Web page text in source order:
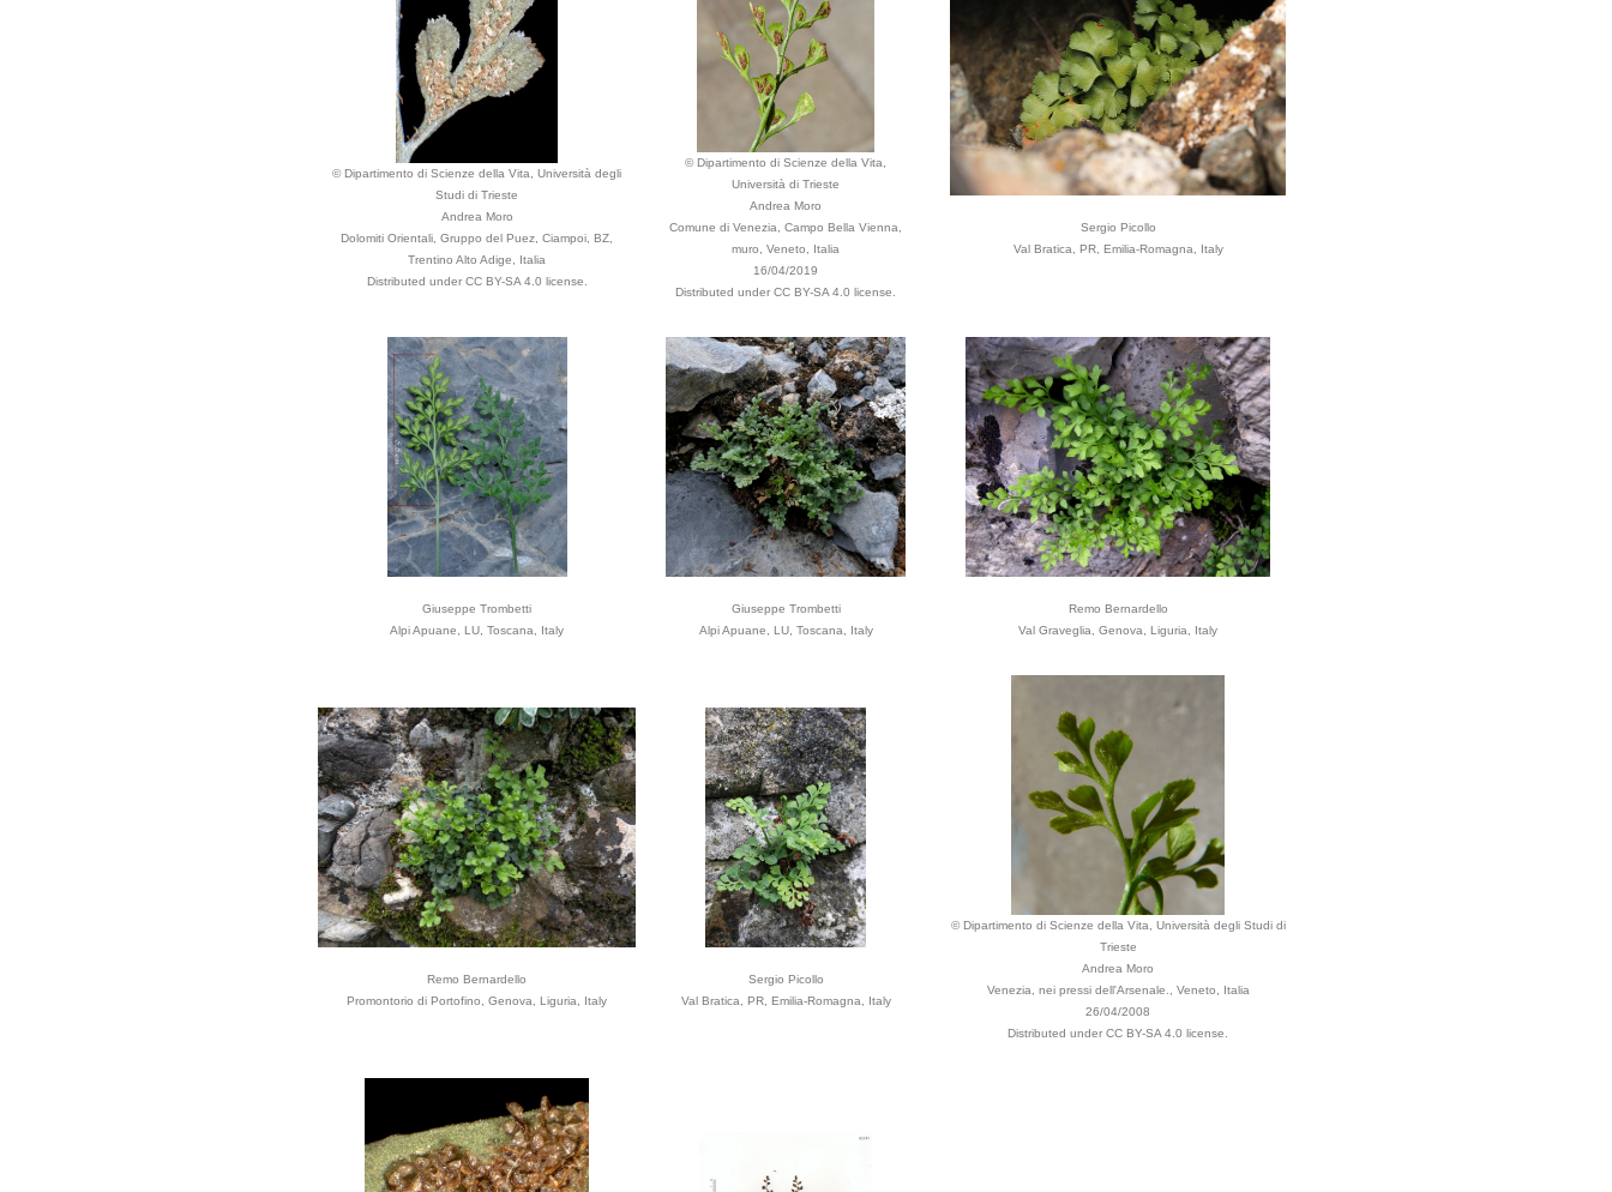
© Dipartimento di Scienze della Vita, Università degli
Studi di Trieste
Andrea Moro
Dolomiti Orientali, Gruppo del Puez, Ciampoi, BZ,
Trentino Alto Adige, Italia
Distributed under CC BY-SA 4.0 license.
© Dipartimento di Scienze della Vita,
Università di Trieste
Andrea Moro
Comune di Venezia, Campo Bella Vienna,
muro, Veneto, Italia
16/04/2019
Distributed under CC BY-SA 4.0 license.
Sergio Picollo
Val Bratica, PR, Emilia-Romagna, Italy
Giuseppe Trombetti
Alpi Apuane, LU, Toscana, Italy
Giuseppe Trombetti
Alpi Apuane, LU, Toscana, Italy
Remo Bernardello
Val Graveglia, Genova, Liguria, Italy
Remo Bernardello
Promontorio di Portofino, Genova, Liguria, Italy
Sergio Picollo
Val Bratica, PR, Emilia-Romagna, Italy
© Dipartimento di Scienze della Vita, Università degli Studi di
Trieste
Andrea Moro
Venezia, nei pressi dell'Arsenale., Veneto, Italia
26/04/2008
Distributed under CC BY-SA 4.0 license.